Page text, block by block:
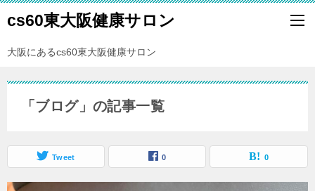
cs60東大阪健康サロン
大阪にあるcs60東大阪健康サロン
「ブログ」の記事一覧
Tweet 0 0